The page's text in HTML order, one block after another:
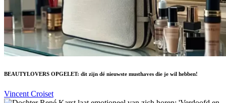
BEAUTYLOVERS OPGELET: dit zijn dé nieuwste musthaves die je wil hebben!
Vincent Croiset